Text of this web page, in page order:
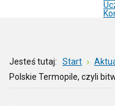
Jesteś tutaj: Start
Polskie Termopile, czyli